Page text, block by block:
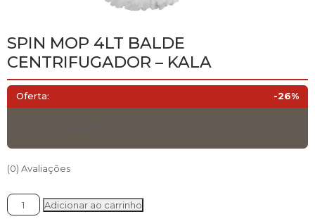
SPIN MOP 4LT BALDE
CENTRIFUGADOR – KALA
era:
Oferta: -26%
(0) Avaliações
SPIN
MOP
Adicionar ao carrinho